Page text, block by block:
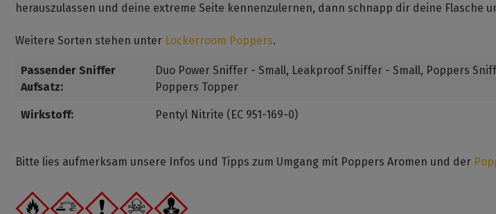
herauszulassen und deine extreme Seite kennenzulernen, dann schnapp dir deine Flasche
Weitere Sorten stehen unter Lockerroom Poppers.
Passender Sniffer
Aufsatz:
Duo Power Sniffer - Small, Leakproof Sniffer - Small, Poppers
Poppers Topper
Wirkstoff: Pentyl Nitrite (EC 951-169-0)
Bitte lies aufmerksam unsere Infos und Tipps zum Umgang mit Poppers Aromen und der